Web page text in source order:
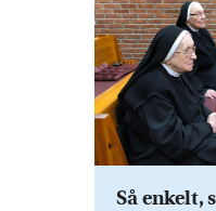
Så enkelt,